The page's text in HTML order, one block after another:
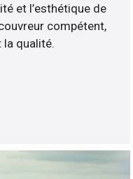
et l’esthétique de
compétent,
qualité.